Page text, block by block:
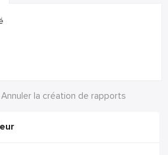
Annuler la création de rapports